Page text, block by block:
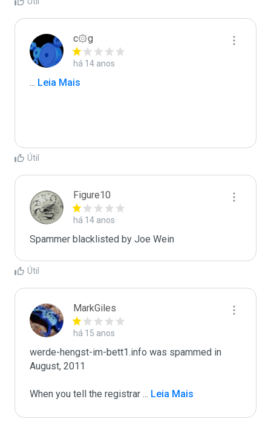
c۞g
há 14 anos
... Leia Mais
Útil
Figure10
há 14 anos
Spammer blacklisted by Joe Wein
Útil
MarkGiles
há 15 anos
werde-hengst-im-bett1.info was spammed in
August, 2011
When you tell the registrar ... Leia Mais